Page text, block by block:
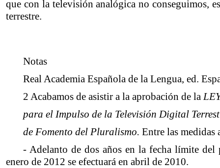
que con la televisión analógica no conseguimos,
terrestre.
Notas
Real Academia Española de la Lengua, ed.
2 Acabamos de asistir a la aprobación de la
para el Impulso de la Televisión Digital
de Fomento del Pluralismo. Entre las medidas
- Adelanto de dos años en la fecha límite
enero de 2012 se efectuará en abril de 2010.